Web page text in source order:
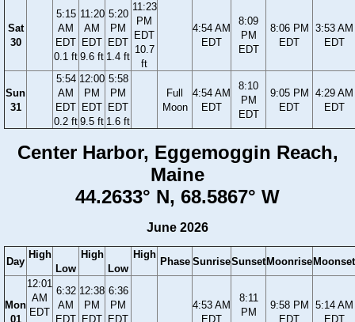
Sat
30
5:15
AM
EDT
0.1 ft
11:20
AM
EDT
9.6 ft
5:20
PM
EDT
1.4 ft
11:23
PM
EDT
10.7
ft
4:54 AM
EDT
8:09
PM
EDT
8:06 PM
EDT
3:53 AM
EDT
Sun
31
5:54
AM
EDT
0.2 ft
12:00
PM
EDT
9.5 ft
5:58
PM
EDT
1.6 ft
Full
Moon
4:54 AM
EDT
8:10
PM
EDT
9:05 PM
EDT
4:29 AM
EDT
Center Harbor, Eggemoggin Reach,
Maine
44.2633° N, 68.5867° W
June 2026
Day
High
Low
High
Low
High
Phase SunriseSunsetMoonriseMoonset
Mon
01
12:01
AM
EDT
6:32
AM
EDT
12:38
PM
EDT
6:36
PM
EDT
4:53 AM
EDT
8:11
PM
9:58 PM
EDT
5:14 AM
EDT